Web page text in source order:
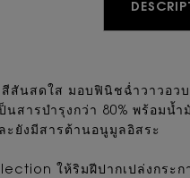
สันสดใส มอบฟินิชฉ่ำวาวอ
นสารบำรุงกว่า 80% พร้อมน้
ยังมีสารต้านอนูมูลอิสระ
ให้ริมฝีปากเปล่งกระก